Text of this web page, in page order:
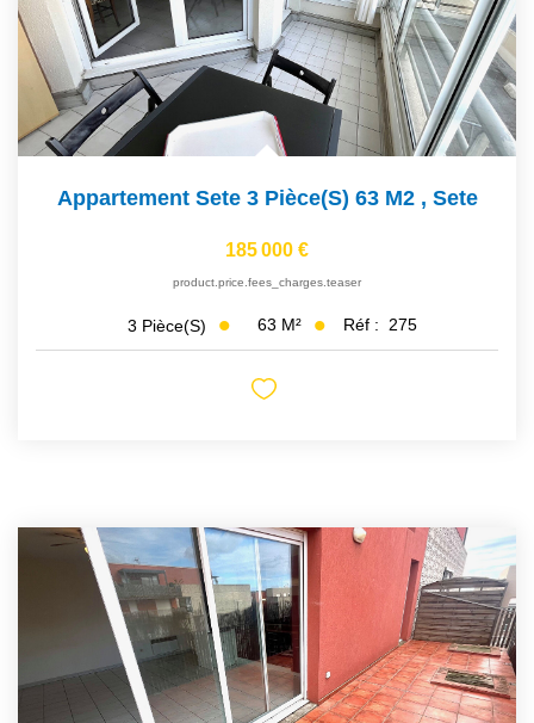
Appartement Sete 3 Pièce(s) 63 M2 , Sete
185 000 €
product.price.fees_charges.teaser
3 Pièce(s) 63 M² Réf : 275